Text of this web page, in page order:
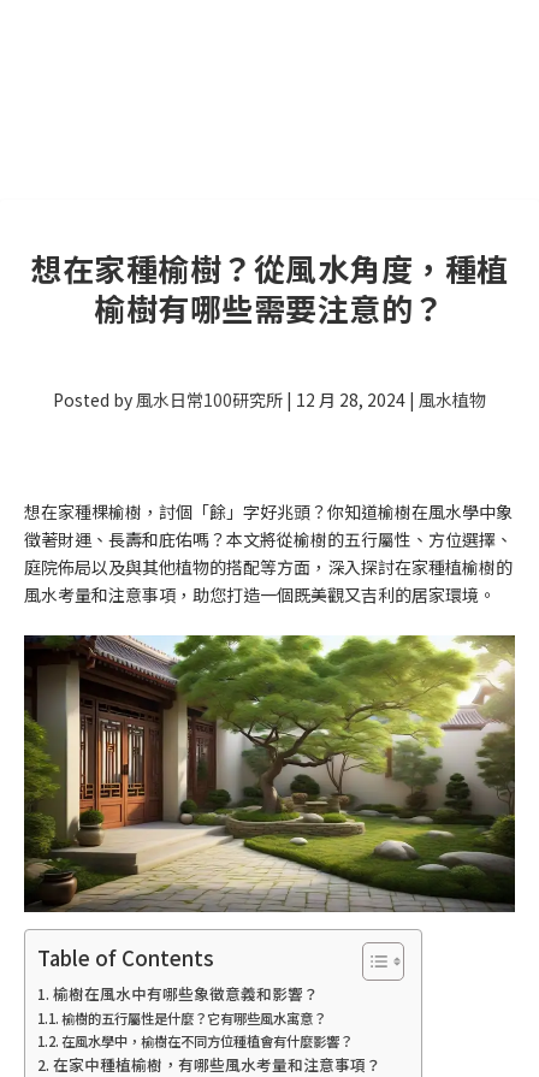
想在家種榆樹？從風水角度，種植
榆樹有哪些需要注意的？
Posted by風水日常100研究所 | 12 月 28, 2024 | 風水植物
想在家種棵榆樹，討個「餘」字好兆頭？你知道榆樹在風水學中象
徵著財運、長壽和庇佑嗎？本文將從榆樹的五行屬性、方位選擇、
庭院佈局以及與其他植物的搭配等方面，深入探討在家種植榆樹的
風水考量和注意事項，助您打造一個既美觀又吉利的居家環境。
Table of Contents
榆樹在風水中有哪些象徵意義和影響？
榆樹的五行屬性是什麼？它有哪些風水寓意？
在風水學中，榆樹在不同方位種植會有什麼影響？
在家中種植榆樹，有哪些風水考量和注意事項？